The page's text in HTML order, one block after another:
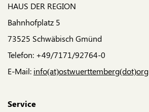
HAUS DER REGION
Bahnhofplatz 5
73525 Schwäbisch Gmünd
Telefon: +49/7171/92764-0
E-Mail: info(at)ostwuerttemberg(dot)org
Service